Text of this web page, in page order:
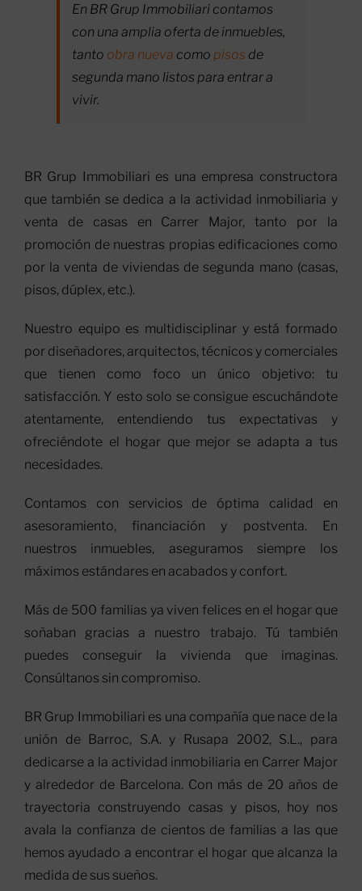
En BR Grup Immobiliari contamos
con una amplia oferta de inmuebles,
tanto obra nueva como pisos de
segunda mano listos para entrar a
vivir.
BR Grup Immobiliari es una empresa constructora
que también se dedica a la actividad inmobiliaria y
venta de casas en Carrer Major, tanto por la
promoción de nuestras propias edificaciones como
por la venta de viviendas de segunda mano (casas,
pisos, dúplex, etc.).
Nuestro equipo es multidisciplinar y está formado
por diseñadores, arquitectos, técnicos y comerciales
que tienen como foco un único objetivo: tu
satisfacción. Y esto solo se consigue escuchándote
atentamente, entendiendo tus expectativas y
ofreciéndote el hogar que mejor se adapta a tus
necesidades.
Contamos con servicios de óptima calidad en
asesoramiento, financiación y postventa. En
nuestros inmuebles, aseguramos siempre los
máximos estándares en acabados y confort.
Más de 500 familias ya viven felices en el hogar que
soñaban gracias a nuestro trabajo. Tú también
puedes conseguir la vivienda que imaginas.
Consúltanos sin compromiso.
BR Grup Immobiliari es una compañía que nace de la
unión de Barroc, S.A. y Rusapa 2002, S.L., para
dedicarse a la actividad inmobiliaria en Carrer Major
y alrededor de Barcelona. Con más de 20 años de
trayectoria construyendo casas y pisos, hoy nos
avala la confianza de cientos de familias a las que
hemos ayudado a encontrar el hogar que alcanza la
medida de sus sueños.